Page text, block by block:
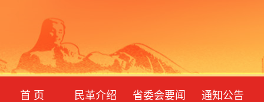
首 页 民革介绍 省委会要闻 通知公告